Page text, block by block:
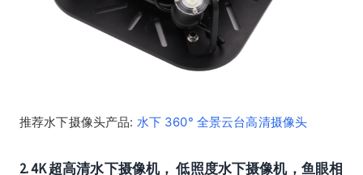
推荐水下摄像头产品: 水下 360° 全景云台高清摄像头
2. 4K 超高清水下摄像机， 低照度水下摄像机，鱼眼相